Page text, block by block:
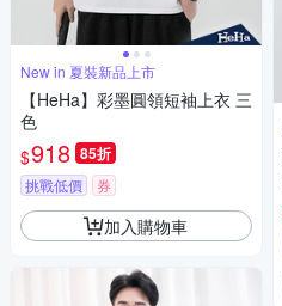
New in 夏裝新品上市
【HeHa】彩墨圓領短袖上衣 三
色
$918 85折
挑戰低價 券
加入購物車